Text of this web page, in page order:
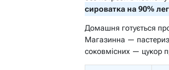
сироватка на 90%
Домашня готується
Магазинна —
соковмісних — цукор